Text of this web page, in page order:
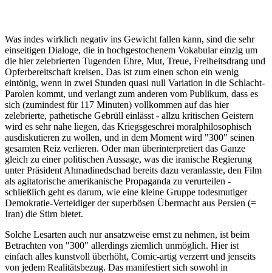
Was indes wirklich negativ ins Gewicht fallen kann, sind die sehr
einseitigen Dialoge, die in hochgestochenem Vokabular einzig um
die hier zelebrierten Tugenden Ehre, Mut, Treue, Freiheitsdrang und
Opferbereitschaft kreisen. Das ist zum einen schon ein wenig
eintönig, wenn in zwei Stunden quasi null Variation in die Schlacht-
Parolen kommt, und verlangt zum anderen vom Publikum, dass es
sich (zumindest für 117 Minuten) vollkommen auf das hier
zelebrierte, pathetische Gebrüll einlässt - allzu kritischen Geistern
wird es sehr nahe liegen, das Kriegsgeschrei moralphilosophisch
ausdiskutieren zu wollen, und in dem Moment wird "300" seinen
gesamten Reiz verlieren. Oder man überinterpretiert das Ganze
gleich zu einer politischen Aussage, was die iranische Regierung
unter Präsident Ahmadinedschad bereits dazu veranlasste, den Film
als agitatorische amerikanische Propaganda zu verurteilen -
schließlich geht es darum, wie eine kleine Gruppe todesmutiger
Demokratie-Verteidiger der superbösen Übermacht aus Persien (=
Iran) die Stirn bietet.
Solche Lesarten auch nur ansatzweise ernst zu nehmen, ist beim
Betrachten von "300" allerdings ziemlich unmöglich. Hier ist
einfach alles kunstvoll überhöht, Comic-artig verzerrt und jenseits
von jedem Realitätsbezug. Das manifestiert sich sowohl in